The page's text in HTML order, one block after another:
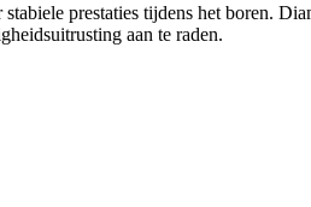
prestaties tijdens het boren.
aan te raden.